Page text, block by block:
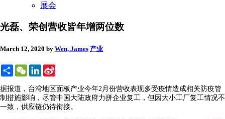
展会
光磊、荣创营收皆年增两位数
March 12, 2020 by Wen, James 产业
ShareWeChatLinkedIn
据报道，台湾地区面板产业今年2月份营收表现多受疫情造成相关防疫管
制措施影响，尽管中国大陆政府力拼企业复工，但因大小工厂复工情况不
一致，供应链仍待衔接。